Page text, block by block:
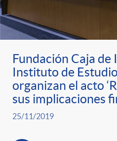
Fundación Caja de
Instituto de
organizan el acto
sus implicaciones
25/11/2019